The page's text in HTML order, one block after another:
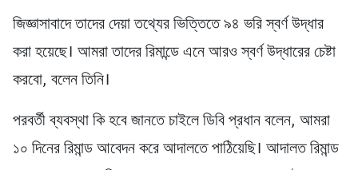
জিজ্ঞাসাবাদে তাদের দেয়া তথ্যের ভিত্তিতে ৯৪ ভরি স্বর্ণ উদ্ধার
করা হয়েছে। আমরা তাদের রিমান্ডে এনে আরও স্বর্ণ উদ্ধারের চেষ্টা
করবো, বলেন তিনি।
পরবর্তী ব্যবস্থা কি হবে জানতে চাইলে ডিবি প্রধান বলেন, আমরা
১০ দিনের রিমান্ড আবেদন করে আদালতে পাঠিয়েছি। আদালত রিমান্ড